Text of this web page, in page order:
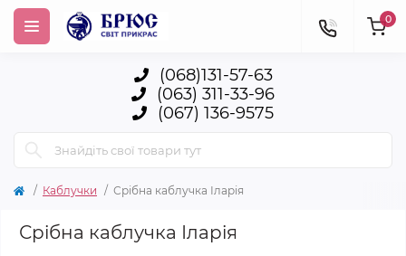
(068)131-57-63
(063) 311-33-96
(067) 136-9575
0
Каблучки Срібна каблучка Іларія
Срібна каблучка Іларія